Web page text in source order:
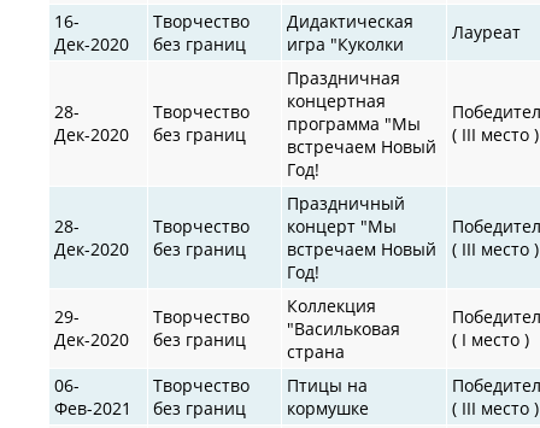
16-
Дек-2020
Творчество
без границ
Дидактическая
игра "Куколки
Лауреат
28-
Дек-2020
Творчество
без границ
Праздничная
концертная
программа "Мы
встречаем Новый
Год!
( III место )
28-
Дек-2020
Творчество
без границ
Праздничный
концерт "Мы
встречаем Новый
Год!
( III место )
29-
Дек-2020
Творчество
без границ
Коллекция
"Васильковая
страна
( I место )
06-
Фев-2021
Творчество
без границ
Птицы на
кормушке
( III место )